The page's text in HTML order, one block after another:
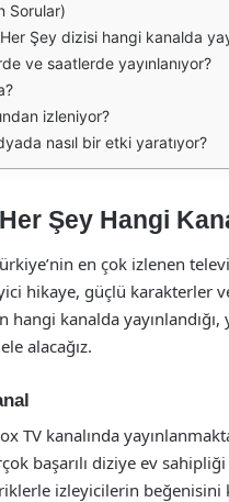
Sorular)
Şey dizisi hangi kanalda
ve saatlerde yayınlanıyor?
izleniyor?
nasıl bir etki yaratıyor?
Şey Hangi
en çok izlenen
hikaye, güçlü karakterler
kanalda
alacağız.
TV kanalında
başarılı diziye ev
izleyicilerin beğenisini